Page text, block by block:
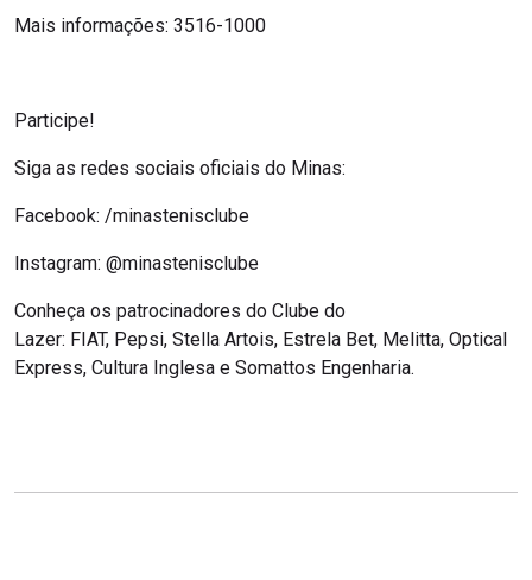
Mais informações: 3516-1000
Participe!
Siga as redes sociais oficiais do Minas:
Facebook: /minastenisclube
Instagram: @minastenisclube
Conheça os patrocinadores do Clube do
Lazer: FIAT, Pepsi, Stella Artois, Estrela Bet, Melitta, Optical
Express, Cultura Inglesa e Somattos Engenharia.